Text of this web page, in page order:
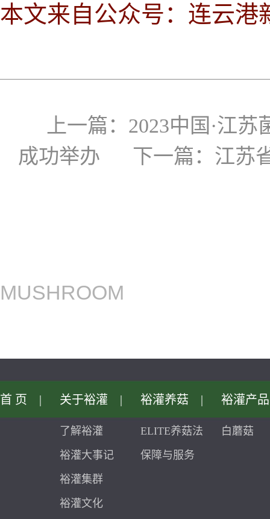
本文来自公众号：连云
上一篇： 2023中国·江
成功举办
下一篇： 江苏
MUSHROOM
首页 | 关于裕灌 |
了解裕灌
裕灌大事记
裕灌集群
裕灌文化
裕灌养菇 |
ELITE养菇法
保障与服务
裕灌产品
白蘑菇